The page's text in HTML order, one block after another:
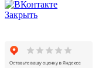
Закрыть